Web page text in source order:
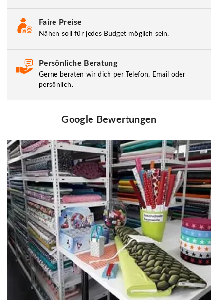
Faire Preise
Nähen soll für jedes Budget möglich sein.
Persönliche Beratung
Gerne beraten wir dich per Telefon, Email oder
persönlich.
Google Bewertungen